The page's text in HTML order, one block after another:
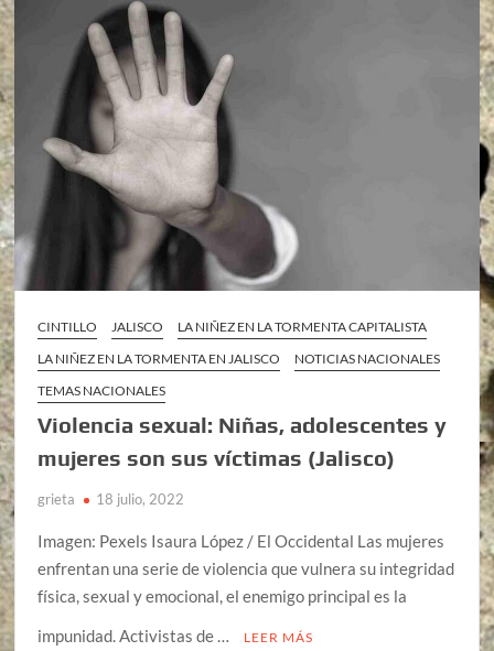
CINTILLO JALISCO
LA NIÑEZ EN LA TORMENTA CAPITALISTA
LA NIÑEZ EN LA TORMENTA EN JALISCO
NOTICIAS NACIONALES
TEMAS NACIONALES
Violencia sexual: Niñas, adolescentes y
mujeres son sus víctimas (Jalisco)
grieta 18 julio, 2022
Imagen: Pexels Isaura López / El Occidental Las mujeres
enfrentan una serie de violencia que vulnera su integridad
física, sexual y emocional, el enemigo principal es la
impunidad. Activistas de …
LEER MÁS